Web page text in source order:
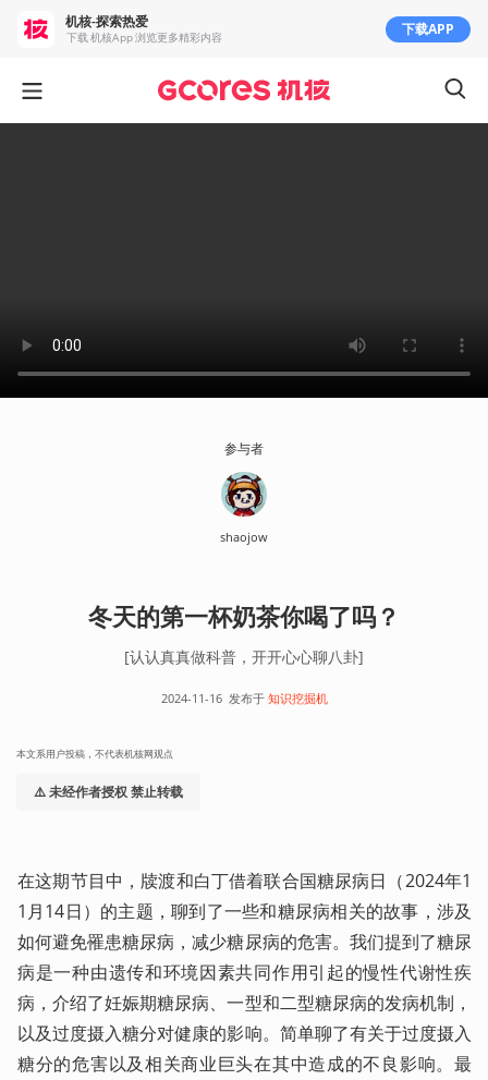
参与者
shaojow
冬天的第一杯奶茶你喝了吗？
[认认真真做科普，开开心心聊八卦]
2024-11-16 发布于 知识挖掘机
本文系用户投稿，不代表机核网观点
⚠️ 未经作者授权 禁止转载
在这期节目中，牍渡和白丁借着联合国糖尿病日（2024年1
1月14日）的主题，聊到了一些和糖尿病相关的故事，涉及
如何避免罹患糖尿病，减少糖尿病的危害。我们提到了糖尿
病是一种由遗传和环境因素共同作用引起的慢性代谢性疾
病，介绍了妊娠期糖尿病、一型和二型糖尿病的发病机制，
以及过度摄入糖分对健康的影响。简单聊了有关于过度摄入
糖分的危害以及相关商业巨头在其中造成的不良影响。最
机核-探索热爱
下载 机核App 浏览更多精彩内容 下载APP